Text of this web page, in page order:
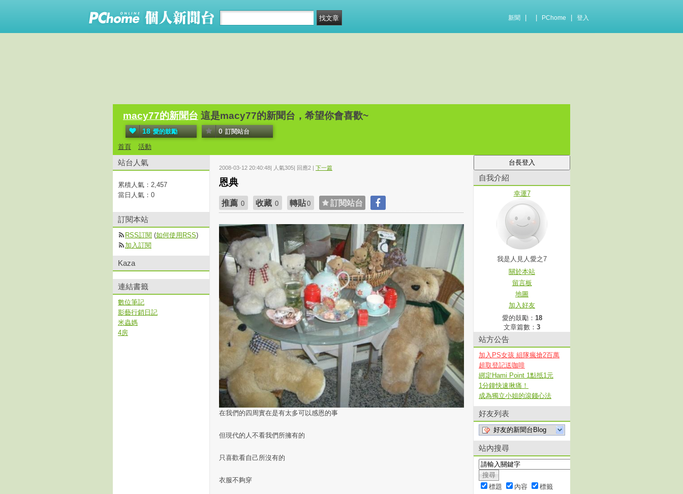
新聞 PChome 登入
macy77的新聞台 這是macy77的新聞台，希望你會喜歡~
18 愛的鼓勵 0 訂閱站台
首頁 活動
2008-03-12 20:40:48| 人氣305| 回應2 | 下一篇
恩典
推薦 0 收藏 0 轉貼0 訂閱站台
在我們的四周實在是有太多可以感恩的事
但現代的人不看我們所擁有的
只喜歡看自己所沒有的
衣服不夠穿
自我介紹
幸運7
我是人見人愛之7
關於本站
留言板
地圖
加入好友
愛的鼓勵： 18
文章篇數： 3
站方公告
加入PS女孩 組隊瘋搶2百萬
超取登記送咖啡
綁定Hami Point 1點抵1元
1分鐘快速揪痛！
成為獨立小姐的滾錢心法
好友列表
好友的新聞台Blog
站內搜尋
標題 內容 標籤
站台人氣
累積人氣： 2,457
當日人氣： 0
訂閱本站
RSS訂閱 (如何使用RSS)
加入訂閱
Kaza
連結書籤
數位筆記
影藝行銷日記
米蟲媽
4房